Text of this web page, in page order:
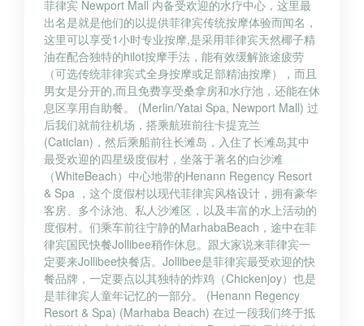
菲律宾 Newport Mall 内备受欢迎的水疗中心，这里最
出名是就是他们的以提供菲律宾传统按摩体验而闻名，
这里可以享受1小时专业按摩,是采用菲律宾天然椰子精
油在配合独特的hilot按摩手法，能有效缓解旅途疲劳
（可选传统菲律宾式全身按摩或足部精油按摩），而且
男女是分开的,而且免费享受桑拿房和水疗池，还能在休
息区享用自助餐。 (Merlin/Yatai Spa, Newport Mall) 过
后我们就前往机场，搭乘航班前往卡提克兰
(Caticlan)，然后乘船前往长滩岛，入住了长滩岛其中
最受欢迎的四星级度假村，坐落于著名的白沙滩
（WhiteBeach）中心地带的Henann Regency Resort
& Spa ，这个度假村以现代菲律宾风格设计，拥有豪华
客房、多个泳池、私人沙滩区，以及丰富的水上活动的
度假村。们乘车前往宁静的MarhabaBeach，途中在菲
律宾国民快餐Jollibee稍作休息。跟大家说来菲律宾一
定要来Jollibee快餐店。Jollibee是菲律宾最受欢迎的快
餐品牌，一定要点以其独特的炸鸡（Chickenjoy）也是
是菲律宾人童年记忆的一部分。 (Henann Regency
Resort & Spa) (Marhaba Beach) 在过一段我们终于抵